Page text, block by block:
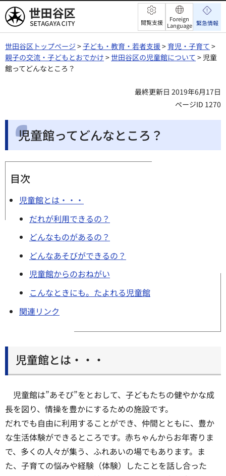
世田谷区 閲覧支援
Foreign
Language 緊急情報
世田谷区トップページ >子ども・教育・若者支援> 育児・子育て >
親子の交流・子どもとおでかけ >世田谷区の児童館について > 児童
館ってどんなところ？
最終更新日 2019年6月17日
ページID 1270
児童館ってどんなところ？
目次
児童館とは・・・
だれが利用できるの？
どんなものがあるの？
どんなあそびができるの？
児童館からのおねがい
こんなときにも。たよれる児童館
関連リンク
児童館とは・・・
児童館は”あそび”をとおして、子どもたちの健やかな成
長を図り、情操を豊かにするための施設です。
だれでも自由に利用することができ、仲間とともに、豊か
な生活体験ができるところです。赤ちゃんからお年寄りま
で、多くの人々が集う、ふれあいの場でもあります。ま
た、子育ての悩みや経験（体験）したことを話し合った